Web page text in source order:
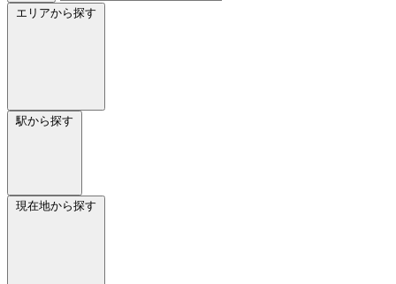
エリアから探す
駅から探す
現在地から探す